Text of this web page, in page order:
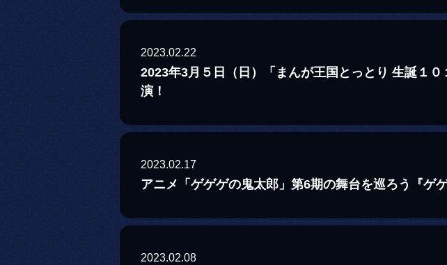
2023.02.22
2023年3月５日（日）「まんが王国とっとり 生誕１
演！
2023.02.17
アニメ「ゲゲゲの鬼太郎」第6期の舞台を巡ろう『
2023.02.08